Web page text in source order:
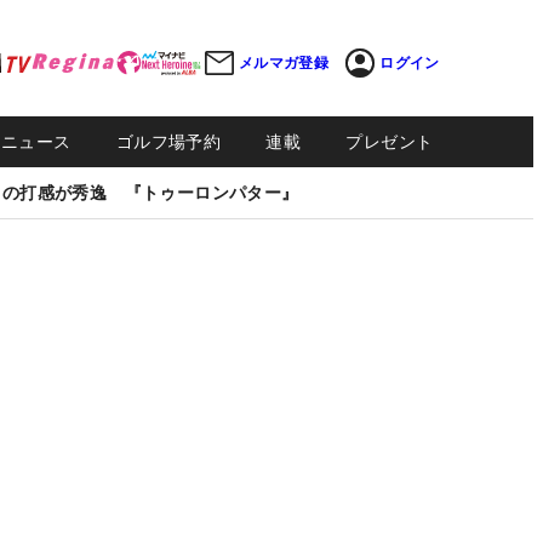
メルマガ登録 ログイン
ュース ゴルフ場予約 連載 プレゼント
打感が秀逸 『トゥーロンパター』